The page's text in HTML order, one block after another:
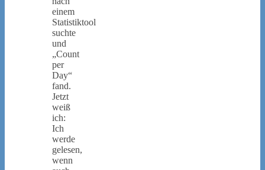
einem
Statistiktool
suchte
und
„Count
per
Day“
fand.
Jetzt
weiß
ich:
Ich
werde
gelesen,
wenn